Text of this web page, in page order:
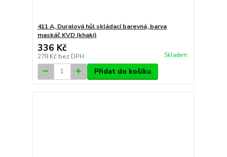
411 A, Duralová hůl skládací barevná, barva
maskáč KVD (khaki)
336 Kč
278 Kč bez DPH Skladem
Přidat do košíku